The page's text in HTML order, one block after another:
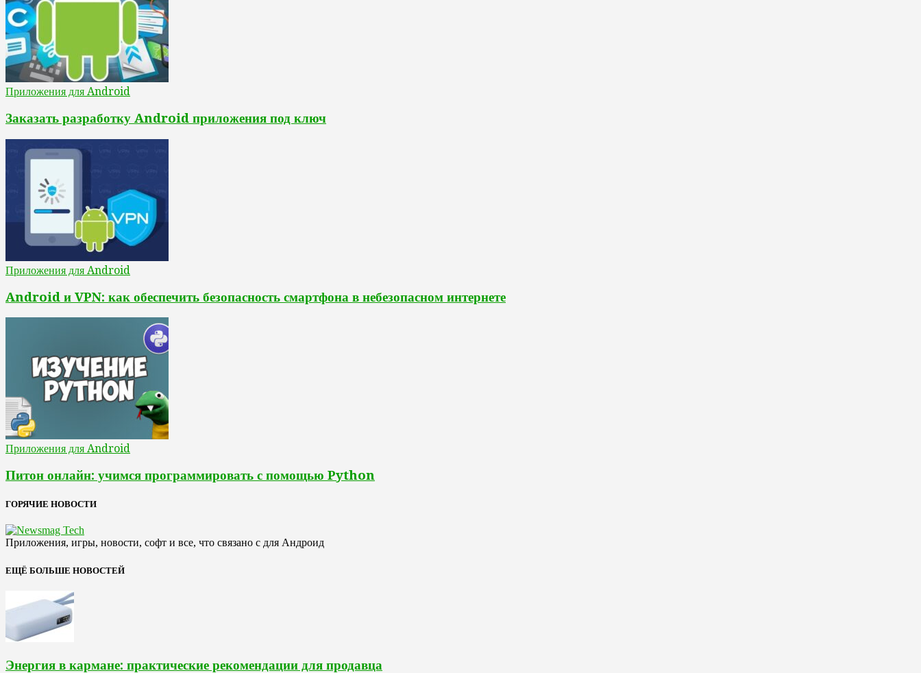
Приложения для Android
Заказать разработку Android приложения под ключ
Приложения для Android
Android и VPN: как обеспечить безопасность смартфона в небезопасном интернете
Приложения для Android
Питон онлайн: учимся программировать с помощью Python
ГОРЯЧИЕ НОВОСТИ
Приложения, игры, новости, софт и все, что связано с для Андроид
ЕЩЁ БОЛЬШЕ НОВОСТЕЙ
Энергия в кармане: практические рекомендации для продавца